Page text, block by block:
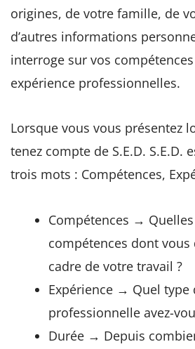
origines, de votre famille, de
d’autres informations
interroge sur vos
expérience professionnelles.
Lorsque vous vous présentez
tenez compte de S.E.D. S.E.D.
trois mots : Compétences,
Compétences →
compétences dont vous
cadre de votre travail ?
Expérience → Quel type
professionnelle avez-
Durée → Depuis